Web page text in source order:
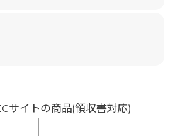
ECサイトの商品(領収書対応)